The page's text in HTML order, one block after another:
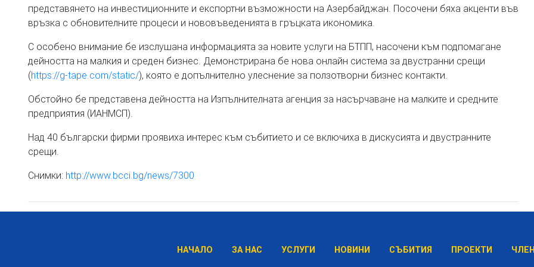
представянето на инвестиционните и експортни възможности на Азербайджан. Посочени бяха акценти във
връзка с обновителните процеси и нововъведенията в гръцката икономика.
С особено внимание бе изслушана информацията за новите услуги на БТПП, насочени към подпомагане
дейността на малкия и среден бизнес. Демонстрирана бе нова онлайн система за двустранни срещи
(https://g-tape.com/static/), която е допълнително улеснение за ползотворни бизнес контакти.
Обстойно бе представена дейността на Изпълнителната агенция за насърчаване на малките и средните
предприятия (ИАНМСП).
Над 40 български фирми проявиха интерес към събитието и се включиха в дискусията и двустранните
срещи.
Снимки: http://www.bcci.bg/news/7300
НАЧАЛО ЗА НАС УСЛУГИ НОВИНИ СЪБИТИЯ ПРОЕКТИ